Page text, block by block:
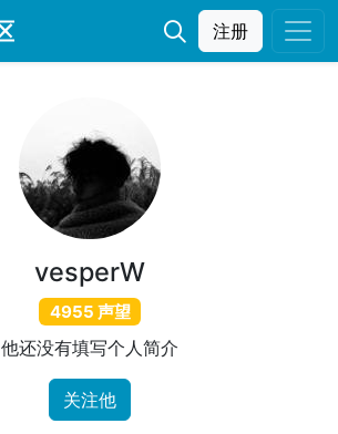
注册
vesperW
4955 声望
他还没有填写个人简介
关注他